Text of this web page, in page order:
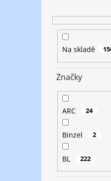
Na skladě
Značky
ARC 24
Binzel 2
BL 222